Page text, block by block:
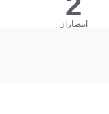
انتصاران